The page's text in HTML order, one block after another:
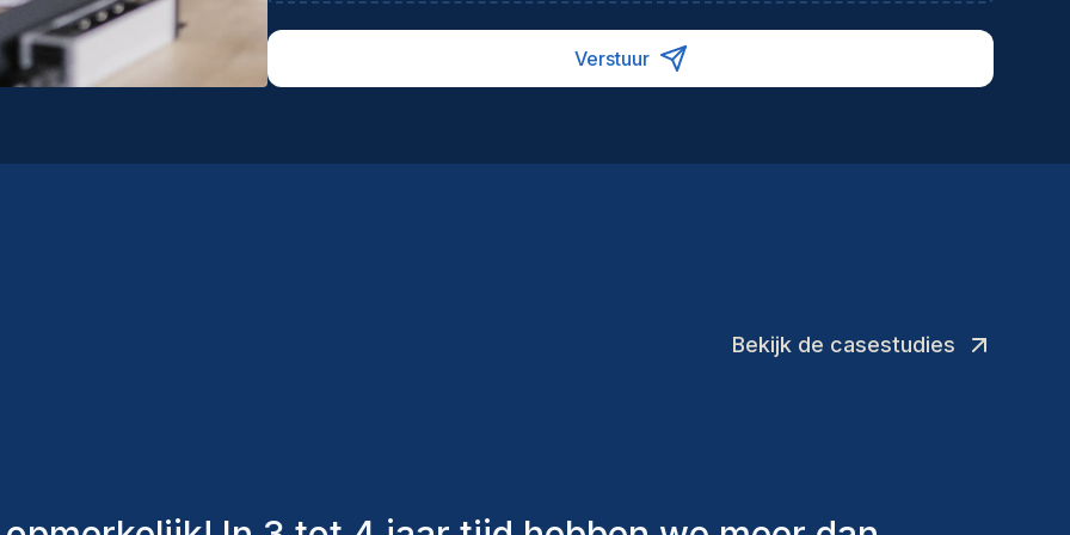
Verstuur
Bekijk de casestudies